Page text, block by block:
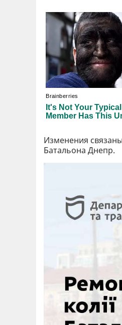
Изменения
Батальона Днепр.